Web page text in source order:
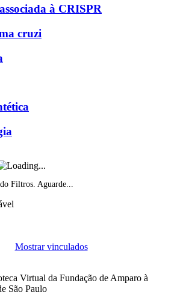
à CRISPR
cruzi
Filtros. Aguarde...
Mostrar vinculados
Virtual da Fundação de Amparo à
São Paulo